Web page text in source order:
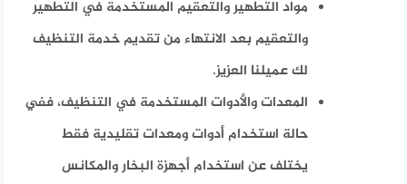
مواد التطهير والتعقيم المستخدمة في التطهير
والتعقيم بعد الانتهاء من تقديم خدمة التنظيف
لك عميلنا العزيز.
المعدات والأدوات المستخدمة في التنظيف، ففي
حالة استخدام أدوات ومعدات تقليدية فقط
يختلف عن استخدام أجهزة البخار والمكانس